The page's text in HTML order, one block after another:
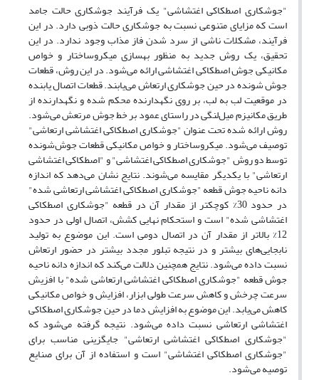
"جوشکاری اصطکاکی اغتشاشی" یک فرآیند جوشکاری حالت جامد
است که مزایای متنوعی نسبت به جوشکاری حالت ذوبی دارد. در این
فرآیند، مشکلات ناشی از سرد شدن فاز مذاب وجود ندارد. در این
تحقیق، یک روش جدید به منظور بهسازی میکروساختار و خواص
مکانیکی جوش اصطکاکی اغتشاشی ارائه می‌شود. در این روش، قطعات
جوش شونده در حین جوشکاری ارتعاش می‌یابند. قطعات اتصال یابنده
در موقعیت لب به لب، بر روی نگهدارنده محکم شده و نگهدارنده از
طریق مکانیزم میل‌لنگی در راستای عمود بر خط جوش مرتعش می‌شود.
روش ارائه شده تحت عنوان "جوشکاری اصطکاکی اغتشاشی ارتعاشی"
توصیف می‌شود. میکروساختار و خواص مکانیکی قطعات جوش‌شونده
توسط دو روش "جوشکاری اصطکاکی اغتشاشی" و "اصطکاکی اغتشاشی
ارتعاشی" با یکدیگر مقایسه می‌شوند. نتایج نشان می‌دهد که اندازه
دانه ناحیه جوش قطعه "جوشکاری اصطکاکی اغتشاشی ارتعاشی شده"
در حدود 30% کوچکتر از مقدار آن در قطعه "جوشکاری اصطکاکی
اغتشاشی شده" است و استحکام نهایی کشش، اتصال اولی در حدود
12% بالاتر از مقدار آن در اتصال دومی است. این موضوع به تولید
نابجایی‌‌های بیشتر و در نتیجه تبلور مجدد بیشتر در حضور ارتعاش
نسبت داده می‌شود. نتایج همچنین دلالت می‌کند که اندازه دانه ناحیه
جوش قطعه "جوشکاری اصطکاکی اغتشاشی ارتعاشی شده" با افزیش
سرعت چرخش و کاهش سرعت طولی ابزار، افزایش و خواص مکانیکی
کاهش می‌یابد. این موضوع به افزایش دما در حین جوشکاری اصطکاکی
اغتشاشی ارتعاشی نسبت داده می‌شود. نتیجه گرفته می‌شود که
"جوشکاری اصطکاکی اغتشاشی ارتعاشی" جایگزینی مناسب برای
"جوشکاری اصطکاکی اغتشاشی" است و استفاده از آن برای صنایع
توصیه می‌شود.